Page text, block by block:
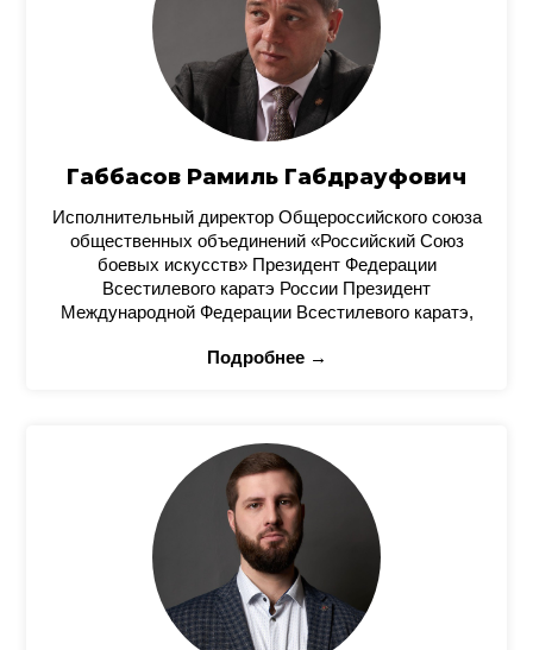
Габбасов Рамиль Габдрауфович
Исполнительный директор Общероссийского союза
общественных объединений «Российский Союз
боевых искусств» Президент Федерации
Всестилевого каратэ России Президент
Международной Федерации Всестилевого каратэ,
Подробнее →